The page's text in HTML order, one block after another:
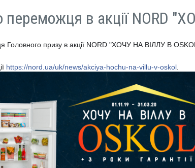
переможця в акції NORD
Головного призу в акції NORD "ХОЧУ НА ВІЛЛУ В
https://nord.ua/uk/news/akciya-hochu-na-villu-v-oskol